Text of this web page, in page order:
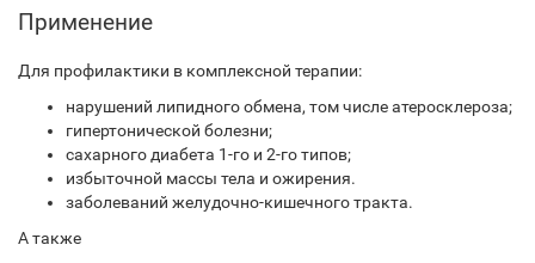
Применение
Для профилактики в комплексной терапии:
нарушений липидного обмена, том числе атеросклероза;
гипертонической болезни;
сахарного диабета 1-го и 2-го типов;
избыточной массы тела и ожирения.
заболеваний желудочно-кишечного тракта.
А также